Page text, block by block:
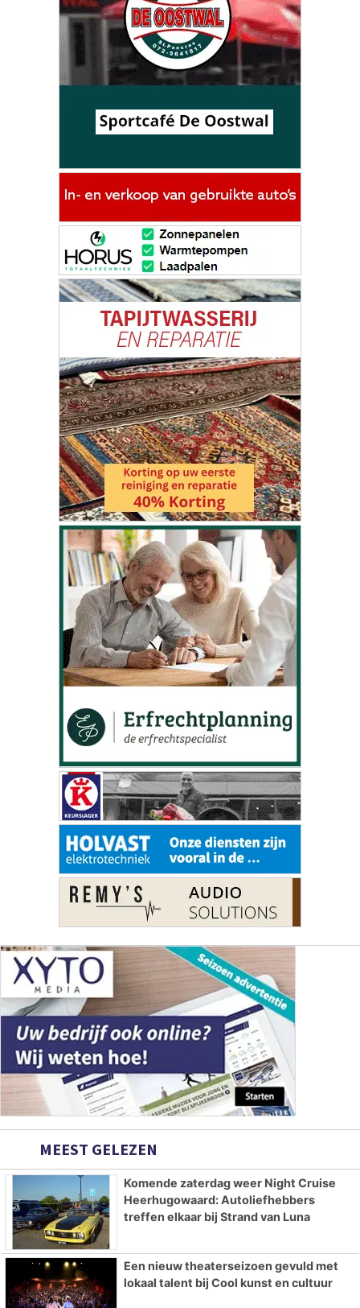
MEEST GELEZEN
Komende zaterdag weer Night Cruise
Heerhugowaard: Autoliefhebbers
treffen elkaar bij Strand van Luna
Een nieuw theaterseizoen gevuld met
lokaal talent bij Cool kunst en cultuur